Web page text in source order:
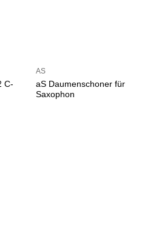
C-
AS
aS Daumenschoner für
Saxophon